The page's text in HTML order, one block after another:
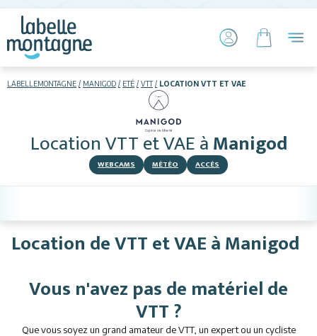
LABELLEMONTAGNE MANIGOD ETÉ VTT LOCATION VTT ET VAE
Location VTT et VAEàManigod
WEBCAMS MÉTÉO ACCÈS
Hébergements
VTT
+ Activités
Services
Location de VTT et VAE à Manigod
Vous n'avez pas de matériel de
VTT ?
Que vous soyez un grand amateur de VTT, un expert ou un cycliste